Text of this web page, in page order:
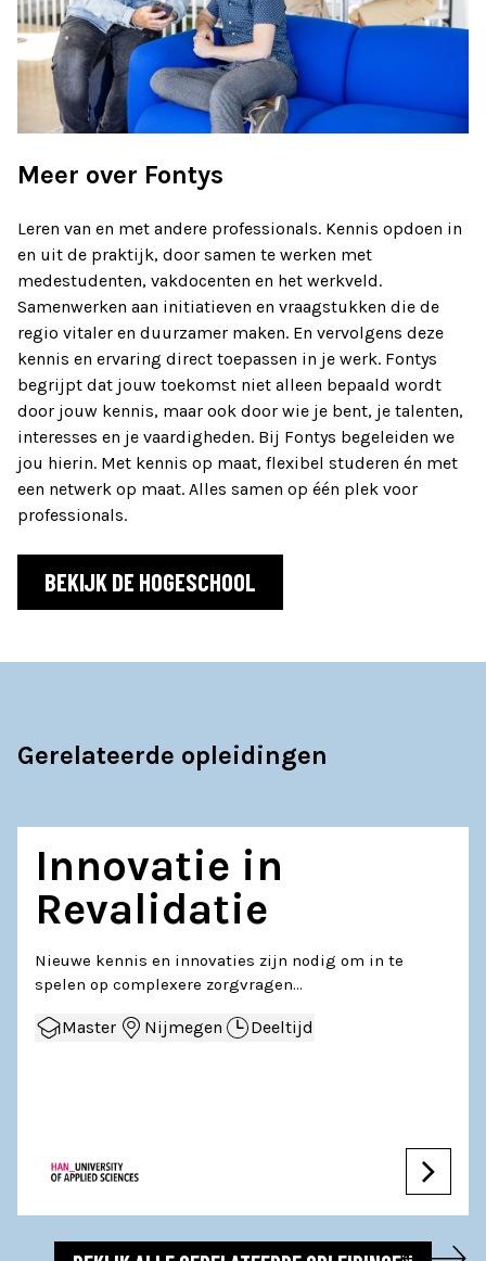
Meer over Fontys
Leren van en met andere professionals. Kennis opdoen in
en uit de praktijk, door samen te werken met
medestudenten, vakdocenten en het werkveld.
Samenwerken aan initiatieven en vraagstukken die de
regio vitaler en duurzamer maken. En vervolgens deze
kennis en ervaring direct toepassen in je werk. Fontys
begrijpt dat jouw toekomst niet alleen bepaald wordt
door jouw kennis, maar ook door wie je bent, je talenten,
interesses en je vaardigheden. Bij Fontys begeleiden we
jou hierin. Met kennis op maat, flexibel studeren én met
een netwerk op maat. Alles samen op één plek voor
professionals.
BEKIJK DE HOGESCHOOL
Gerelateerde opleidingen
Innovatie in
Revalidatie
Nieuwe kennis en innovaties zijn nodig om in te
spelen op complexere zorgvragen…
Master Nijmegen Deeltijd